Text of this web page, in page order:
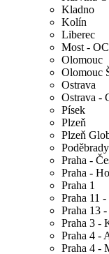
Kladno
Kolín
Liberec
Most -
Olomouc
Olomouc
Ostrava
Ostrava -
Písek
Plzeň
Plzeň
Praha -
Praha -
Praha 1
Praha 11
Praha 13
Praha 3 -
Praha 4 -
Praha 4 -